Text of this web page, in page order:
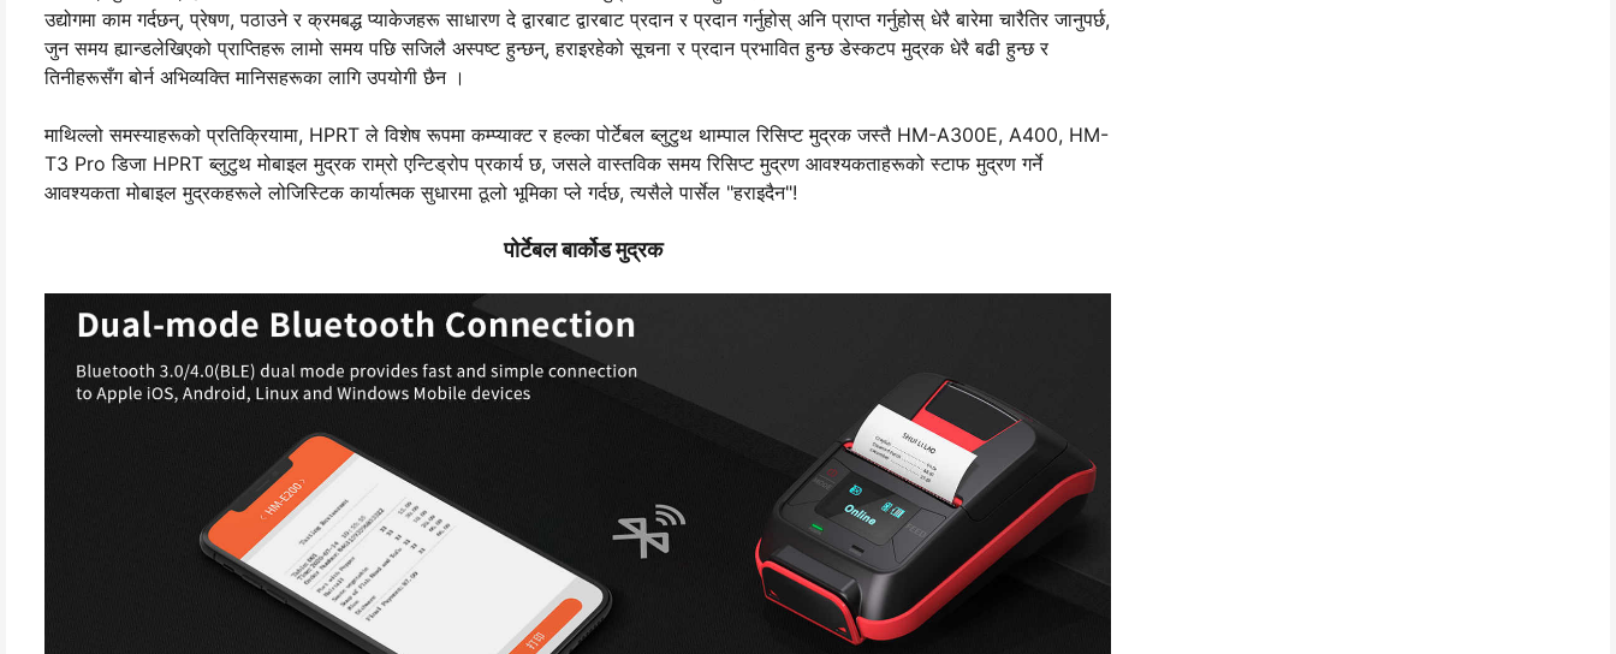
उद्योगमा काम गर्दछन्, प्रेषण, पठाउने र क्रमबद्ध प्याकेजहरू साधारण दे द्वारबाट द्वारबाट प्रदान र प्रदान गर्नुहोस् अनि प्राप्त गर्नुहोस् धेरै बारेमा चारैतिर जानुपर्छ,
जुन समय ह्यान्डलेखिएको प्राप्तिहरू लामो समय पछि सजिलै अस्पष्ट हुन्छन्, हराइरहेको सूचना र प्रदान प्रभावित हुन्छ डेस्कटप मुद्रक धेरै बढी हुन्छ र
तिनीहरूसँग बोर्न अभिव्यक्ति मानिसहरूका लागि उपयोगी छैन ।
माथिल्लो समस्याहरूको प्रतिक्रियामा, HPRT ले विशेष रूपमा कम्प्याक्ट र हल्का पोर्टेबल ब्लुटुथ थाम्पाल रिसिप्ट मुद्रक जस्तै HM-A300E, A400, HM-
T3 Pro डिजा HPRT ब्लुटुथ मोबाइल मुद्रक राम्रो एन्टिड्रोप प्रकार्य छ, जसले वास्तविक समय रिसिप्ट मुद्रण आवश्यकताहरूको स्टाफ मुद्रण गर्ने
आवश्यकता मोबाइल मुद्रकहरूले लोजिस्टिक कार्यात्मक सुधारमा ठूलो भूमिका प्ले गर्दछ, त्यसैले पार्सेल "हराइदैन"!
पोर्टेबल बार्कोड मुद्रक